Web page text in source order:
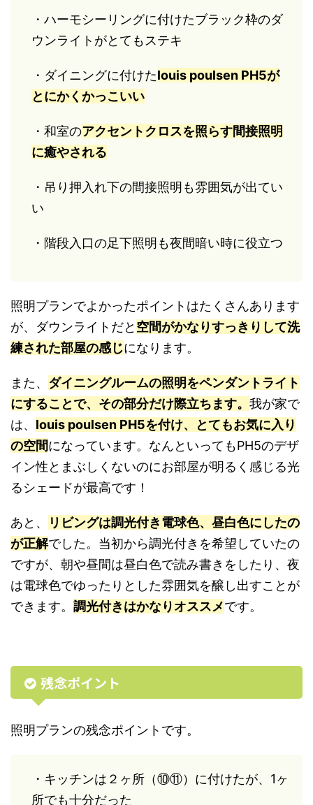
・ハーモシーリングに付けたブラック枠のダ
ウンライトがとてもステキ
・ダイニングに付けたlouis poulsen PH5が
とにかくかっこいい
・和室のアクセントクロスを照らす間接照明
に癒やされる
・吊り押入れ下の間接照明も雰囲気が出てい
い
・階段入口の足下照明も夜間暗い時に役立つ
照明プランでよかったポイントはたくさんあります
が、ダウンライトだと 空間がかなりすっきりして洗
練された部屋の感じになります。
また、 ダイニングルームの照明をペンダントライト
にすることで、その部分だけ際立ちます。 我が家で
は、 louis poulsen PH5を付け、とてもお気に入り
の空間になっています。なんといってもPH5のデザ
イン性とまぶしくないのにお部屋が明るく感じる光
るシェードが最高です！
あと、
リビングは調光付き電球色、昼白色にしたの
が正解でした。当初から調光付きを希望していたの
ですが、朝や昼間は昼白色で読み書きをしたり、夜
は電球色でゆったりとした雰囲気を醸し出すことが
できます。 調光付きはかなりオススメです。
残念ポイント
照明プランの残念ポイントです。
・キッチンは２ヶ所（⑩⑪）に付けたが、1ヶ
所でも十分だった